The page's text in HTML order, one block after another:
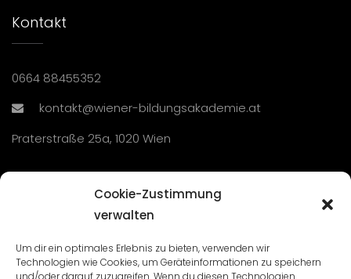
Cookie-Zustimmung
verwalten
Um dir ein optimales Erlebnis zu bieten, verwenden wir
Technologien wie Cookies, um Geräteinformationen zu speichern
und/oder darauf zuzugreifen. Wenn du diesen Technologien
Kontakt
0664 88455352
kontakt@wiener-bildungsakademie.at
Praterstraße 25a, 1020 Wien
Seminare und Veranstaltungen
Lehrgänge